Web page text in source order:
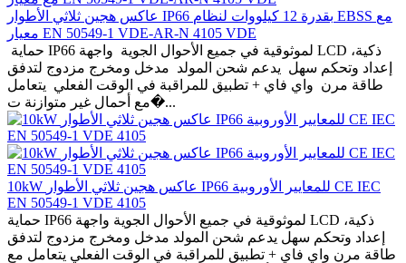
عاكس هجين ثلاثي الأطوار IP66 بقدرة 12 كيلووات لنظام EBSS مع
معيار EN 50549-1 VDE-AR-N 4105 VDE
إعداد وتحكم سهل يدعم شحن المولد مدخل ومخرج مزدوج لتدفق
طاقة مرن واي فاي + تطبيق للمراقبة في الوقت الفعلي يتعامل
مع أحمال غير متوازنة ت�...
10kW عاكس هجين ثلاثي الأطوار IP66 للمعايير الأوروبية CE IEC
EN 50549-1 VDE 4105
حماية IP66 لموثوقية في جميع الأحوال الجوية واجهة LCD ذكية،
إعداد وتحكم سهل يدعم شحن المولد مدخل ومخرج مزدوج لتدفق
طاقة مرن واي فاي + تطبيق للمراقبة في الوقت الفعلي يتعامل مع